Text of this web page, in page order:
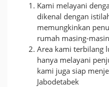
Kami melayani
dikenal dengan
memungkinkan
rumah masing-
Area kami terbilang
hanya melayani
kami juga siap
Jabodetabek